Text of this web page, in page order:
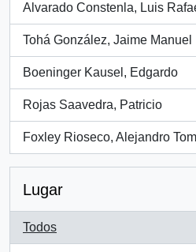
Alvarado Constenla, Luis
, 11 resultados
Tohá González, Jaime Manuel
, 11 resultados
Boeninger Kausel, Edgardo
, 11 resultados
Rojas Saavedra, Patricio
, 11 resultados
Foxley Rioseco, Alejandro
, 10 resultados
Lugar
Todos